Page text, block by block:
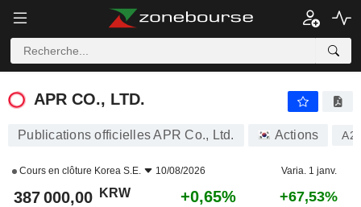
APR CO., LTD.
APR CO., LTD.
Publications officielles APR Co., Ltd. Actions
Cours en clôture Korea S.E. 10/08/2026 Varia. 1 janv.
387 000,00 KRW +0,65% +67,53%